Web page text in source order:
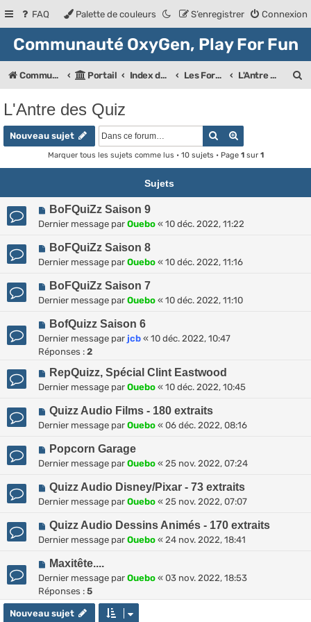
FAQ Connexion
S’enregistrer
Palette de couleurs
Communauté OxyGen, Play For Fun
Communauté OXyGeN Portail Index des forums Les Forums de la communauté L'Antre des Quiz
c
L'Antre des Quiz
Nouveau sujet Rechercher
Marquer tous les sujets comme lus • 10 sujets • Page 1sur 1
Sujets
BoFQuiZz Saison 9
Dernier message par Ouebo « 10 déc. 2022, 11:22
BoFQuiZz Saison 8
Dernier message par Ouebo « 10 déc. 2022, 11:16
BoFQuiZz Saison 7
Dernier message par Ouebo « 10 déc. 2022, 11:10
BofQuizz Saison 6
Dernier message par jcb « 10 déc. 2022, 10:47
Réponses : 2
RepQuizz, Spécial Clint Eastwood
Dernier message par Ouebo « 10 déc. 2022, 10:45
Quizz Audio Films - 180 extraits
Dernier message par Ouebo « 06 déc. 2022, 08:16
Popcorn Garage
Dernier message par Ouebo « 25 nov. 2022, 07:24
Quizz Audio Disney/Pixar - 73 extraits
Dernier message par Ouebo « 25 nov. 2022, 07:07
Quizz Audio Dessins Animés - 170 extraits
Dernier message par Ouebo « 24 nov. 2022, 18:41
Maxitête....
Dernier message par Ouebo « 03 nov. 2022, 18:53
Réponses : 5
Nouveau sujet